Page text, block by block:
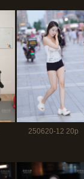
250620-12 20p